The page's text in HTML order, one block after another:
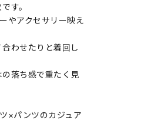
す。
やアクセサリー映え
わせたりと着回し
落ち感で重たく見
×パンツのカジュア